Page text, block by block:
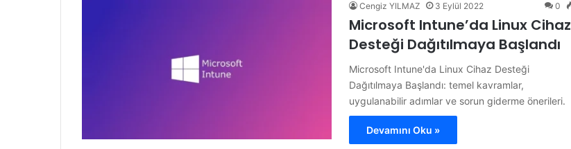
Cengiz YILMAZ 3 Eylül 2022 0
Microsoft Intune’da Linux Cihaz
Desteği Dağıtılmaya Başlandı
Microsoft Intune'da Linux Cihaz Desteği
Dağıtılmaya Başlandı: temel kavramlar,
uygulanabilir adımlar ve sorun giderme önerileri.
Devamını Oku »